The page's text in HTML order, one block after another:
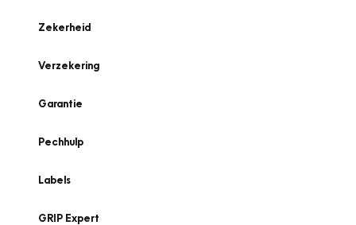
Zekerheid
Verzekering
Garantie
Pechhulp
Labels
GRIP Expert